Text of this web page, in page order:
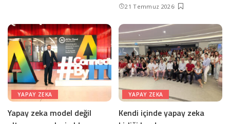
21 Temmuz 2026
YAPAY ZEKA
Yapay zeka model değil
YAPAY ZEKA
Kendi içinde yapay zeka